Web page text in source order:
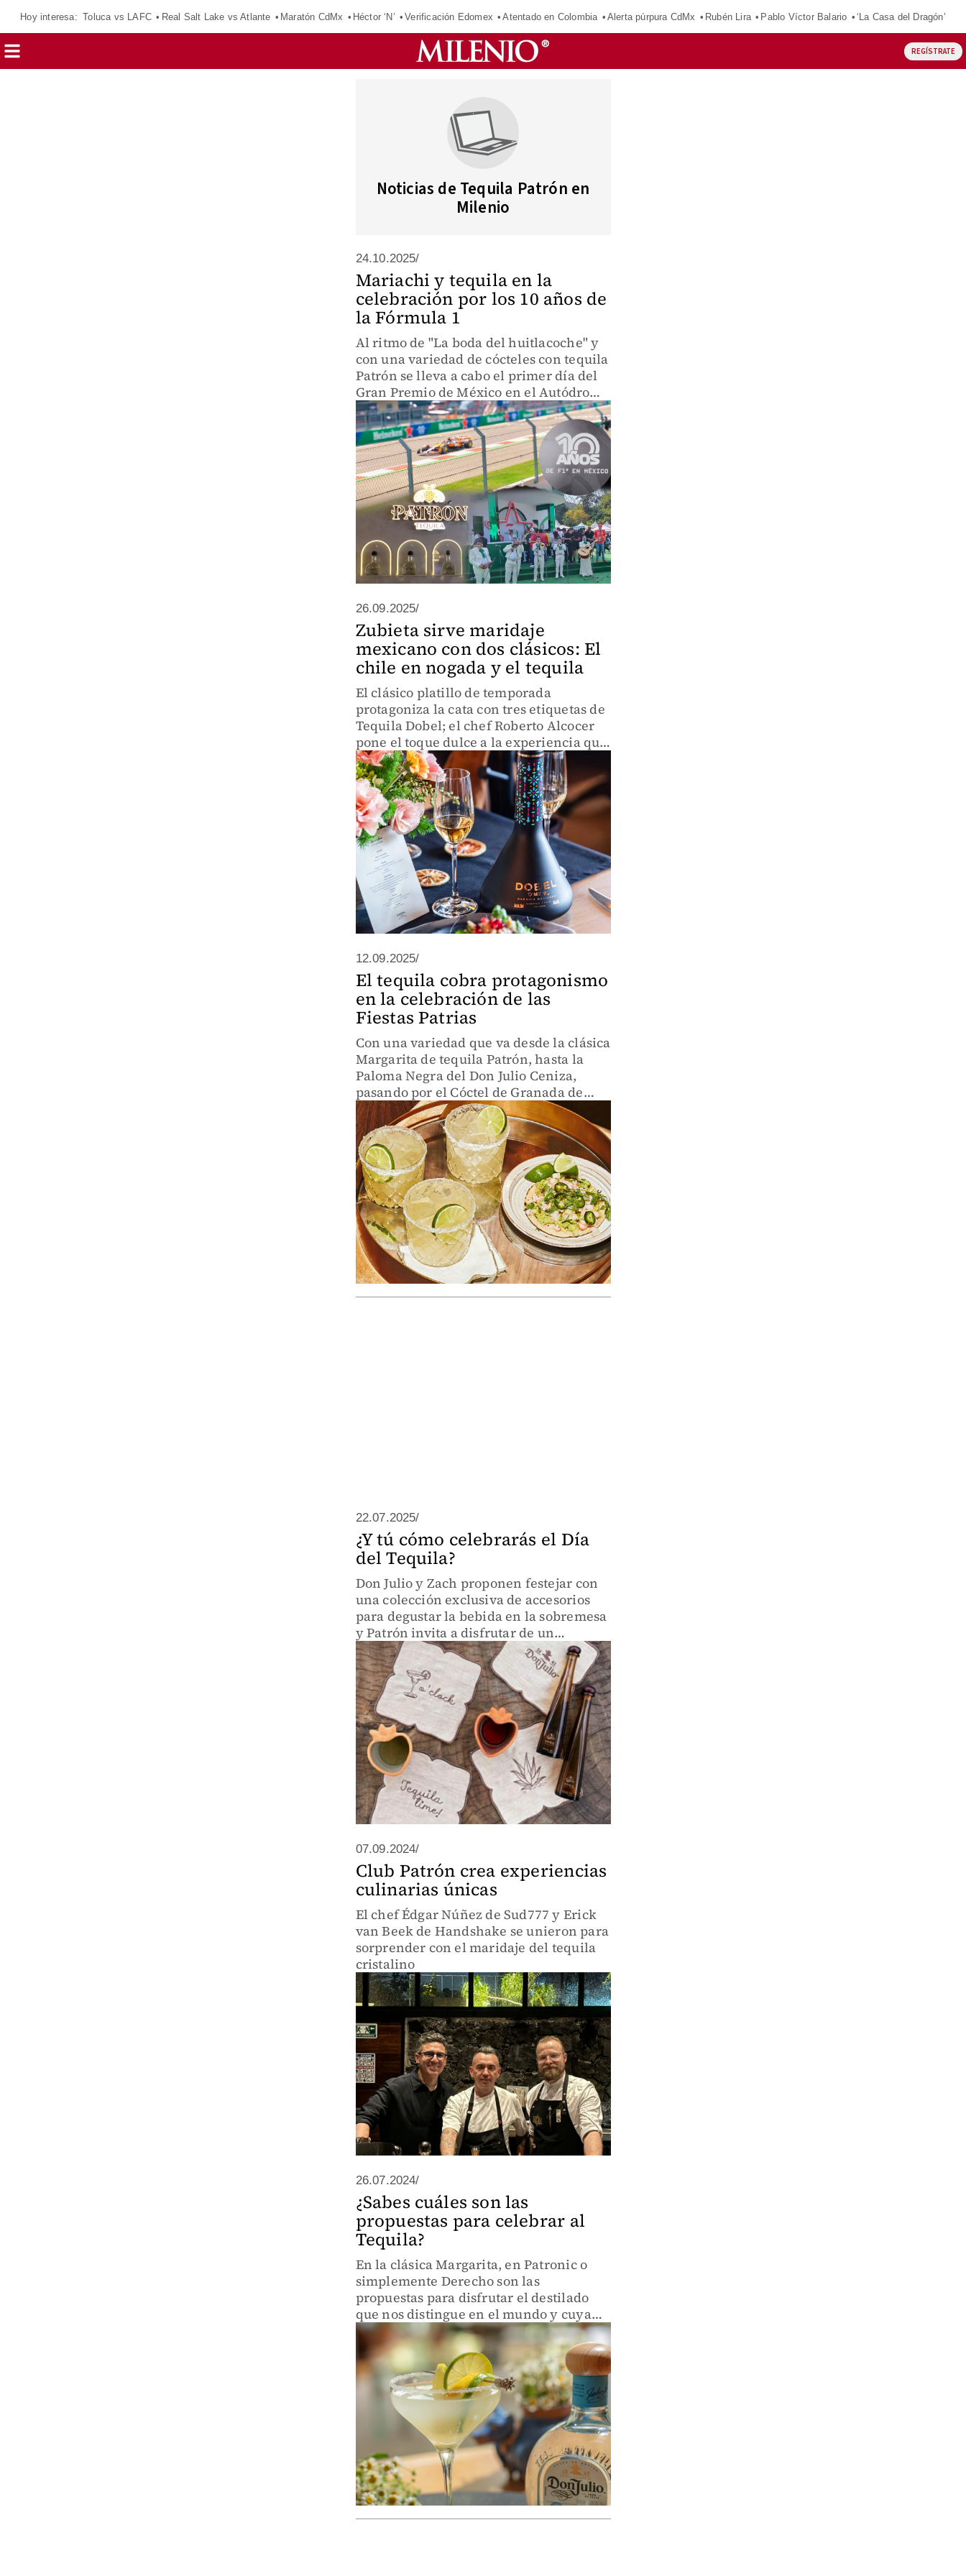
Hoy interesa: Toluca vs LAFC Real Salt Lake vs Atlante Maratón CdMx Héctor ‘N’ Verificación Edomex Atentado en Colombia Alerta púrpura CdMx Rubén Lira Pablo Víctor Balario ‘La Casa del Dragón’
REGÍSTRATE
Noticias de Tequila Patrón en
Milenio
24.10.2025/
Mariachi y tequila en la
celebración por los 10 años de
la Fórmula 1
Al ritmo de "La boda del huitlacoche" y
con una variedad de cócteles con tequila
Patrón se lleva a cabo el primer día del
Gran Premio de México en el Autódromo
Hermanos Rodríguez
26.09.2025/
Zubieta sirve maridaje
mexicano con dos clásicos: El
chile en nogada y el tequila
El clásico platillo de temporada
protagoniza la cata con tres etiquetas de
Tequila Dobel; el chef Roberto Alcocer
pone el toque dulce a la experiencia que
se servirá hasta el 30 de septiembre
12.09.2025/
El tequila cobra protagonismo
en la celebración de las
Fiestas Patrias
Con una variedad que va desde la clásica
Margarita de tequila Patrón, hasta la
Paloma Negra del Don Julio Ceniza,
pasando por el Cóctel de Granada de
Pama y el Cantarito de Cazadores; las
propuestas son ideales para la
celebración
22.07.2025/
¿Y tú cómo celebrarás el Día
del Tequila?
Don Julio y Zach proponen festejar con
una colección exclusiva de accesorios
para degustar la bebida en la sobremesa
y Patrón invita a disfrutar de un
maridaje muy mexicano en 6 taquerías
07.09.2024/
Club Patrón crea experiencias
culinarias únicas
El chef Édgar Núñez de Sud777 y Erick
van Beek de Handshake se unieron para
sorprender con el maridaje del tequila
cristalino
26.07.2024/
¿Sabes cuáles son las
propuestas para celebrar al
Tequila?
En la clásica Margarita, en Patronic o
simplemente Derecho son las
propuestas para disfrutar el destilado
que nos distingue en el mundo y cuya
planta de la que proviene, el agave, ha
sido reconocida por la Unesco como
Patrimonio Mundial